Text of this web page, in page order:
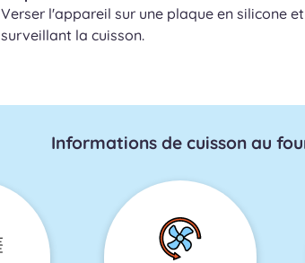
Verser l'appareil sur une plaque en silicone
surveillant la cuisson.
Informations de cuisson au